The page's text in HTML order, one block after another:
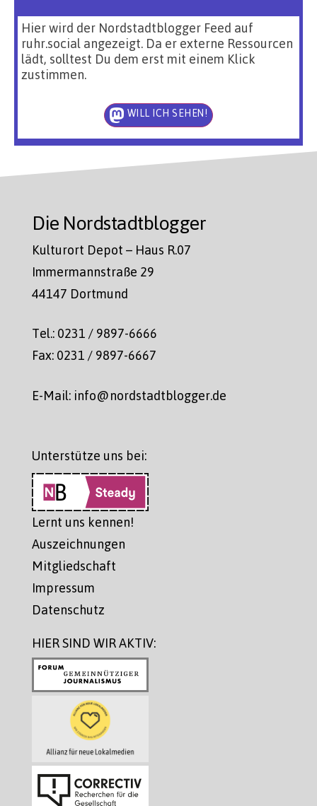
Hier wird der Nordstadtblogger Feed auf
ruhr.social angezeigt. Da er externe Ressourcen
lädt, solltest Du dem erst mit einem Klick
zustimmen.
WILL ICH SEHEN!
Die Nordstadtblogger
Kulturort Depot – Haus R.07
Immermannstraße 29
44147 Dortmund
Tel.: 0231 / 9897-6666
Fax: 0231 / 9897-6667
E-Mail: info@nordstadtblogger.de
Unterstütze uns bei:
Lernt uns kennen!
Auszeichnungen
Mitgliedschaft
Impressum
Datenschutz
HIER SIND WIR AKTIV: